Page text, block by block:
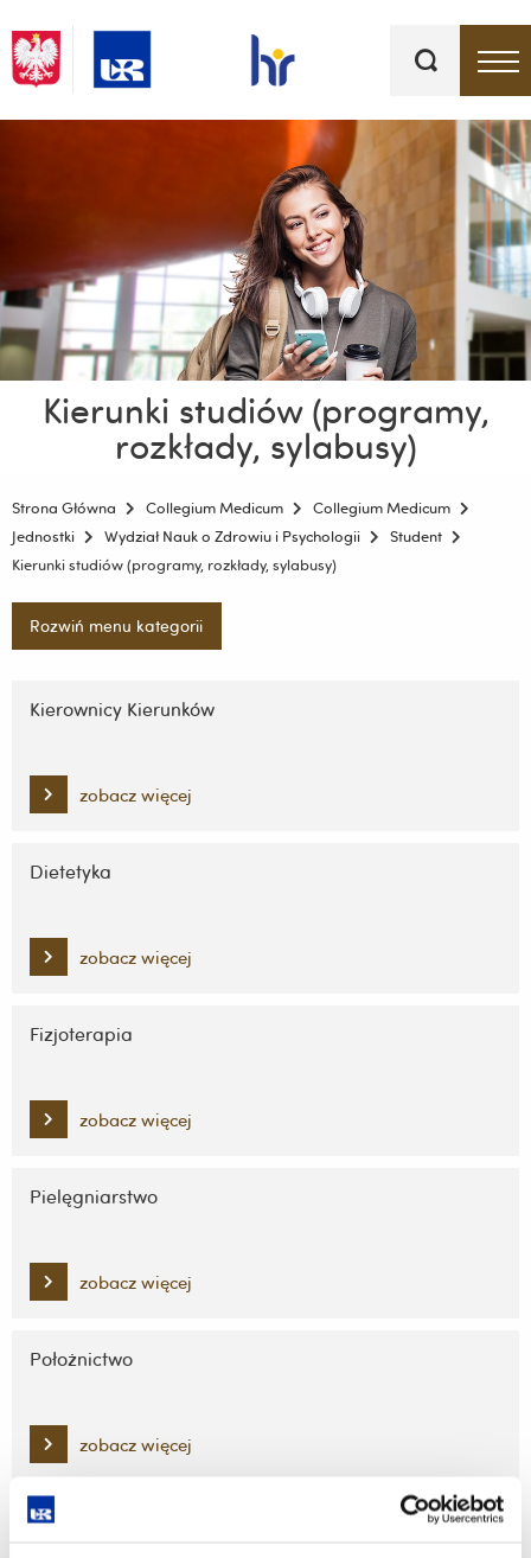
kluczowe
Kierunki studiów (programy,
rozkłady, sylabusy)
Strona Główna Collegium Medicum
Collegium Medicum
Jednostki
Wydział Nauk o Zdrowiu i Psychologii
Student
Kierunki studiów (programy, rozkłady, sylabusy)
Rozwiń menu kategorii
nawigację
treści
Kierownicy Kierunków
zobacz więcej
Dietetyka
zobacz więcej
Fizjoterapia
zobacz więcej
Pielęgniarstwo
zobacz więcej
Położnictwo
zobacz więcej
Psychologia